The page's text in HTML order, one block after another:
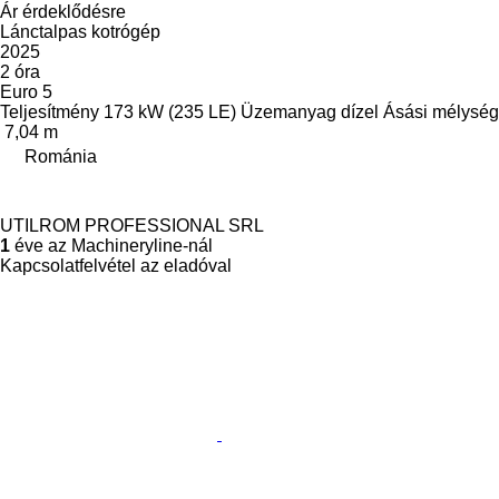
Ár érdeklődésre
Lánctalpas kotrógép
2025
2 óra
Euro 5
Teljesítmény 173 kW (235 LE) Üzemanyag dízel Ásási mélység
7,04 m
Románia
UTILROM PROFESSIONAL SRL
1 éve az Machineryline-nál
Kapcsolatfelvétel az eladóval